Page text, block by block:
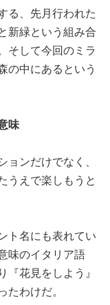
る、先月行われた
新緑という組み合
そして今回のミラ
の中にあるという
味
ョンだけでなく、
うえで楽しもうと
ト名にも表れてい
味のイタリア語
『花見をしよう』
たわけだ。